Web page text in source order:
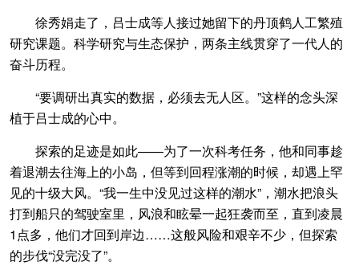
徐秀娟走了，吕士成等人接过她留下的丹顶鹤人工繁殖
研究课题。科学研究与生态保护，两条主线贯穿了一代人的
奋斗历程。
“要调研出真实的数据，必须去无人区。”这样的念头深
植于吕士成的心中。
探索的足迹是如此——为了一次科考任务，他和同事趁
着退潮去往海上的小岛，但等到回程涨潮的时候，却遇上罕
见的十级大风。“我一生中没见过这样的潮水”，潮水把浪头
打到船只的驾驶室里，风浪和眩晕一起狂袭而至，直到凌晨
1点多，他们才回到岸边……这般风险和艰辛不少，但探索
的步伐“没完没了”。